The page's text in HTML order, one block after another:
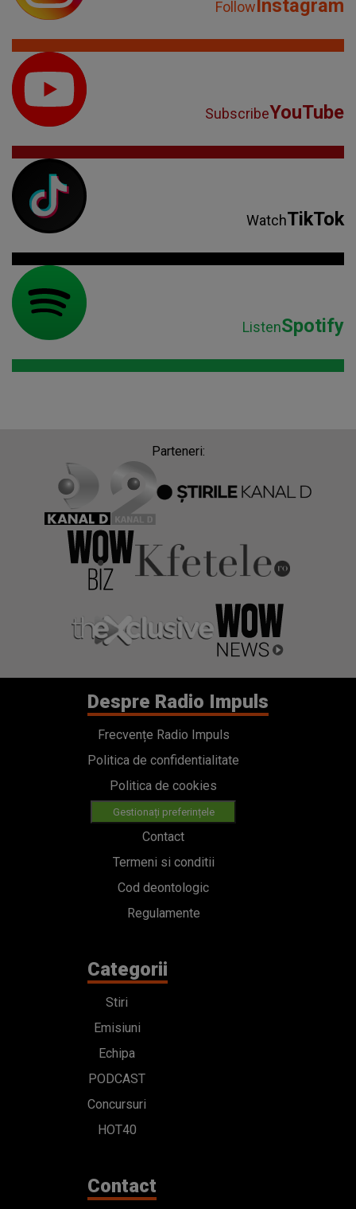
FollowInstagram
SubscribeYouTube
WatchTikTok
ListenSpotify
Parteneri:
Despre Radio Impuls
Frecvențe Radio Impuls
Politica de confidentialitate
Politica de cookies
Gestionați preferințele
Contact
Termeni si conditii
Cod deontologic
Regulamente
Categorii
Stiri
Emisiuni
Echipa
PODCAST
Concursuri
HOT40
Contact